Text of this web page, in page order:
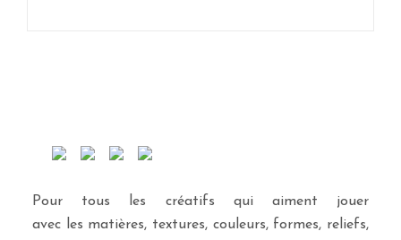
Pour tous les créatifs qui aiment jouer
avec les matières, textures, couleurs, formes, reliefs,